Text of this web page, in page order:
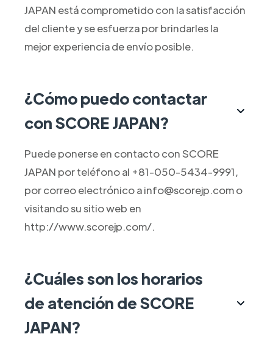
JAPAN está comprometido con la satisfacción
del cliente y se esfuerza por brindarles la
mejor experiencia de envío posible.
¿Cómo puedo contactar
con SCORE JAPAN?
Puede ponerse en contacto con SCORE
JAPAN por teléfono al +81-050-5434-9991,
por correo electrónico a info@scorejp.com o
visitando su sitio web en
http://www.scorejp.com/.
¿Cuáles son los horarios
de atención de SCORE
JAPAN?